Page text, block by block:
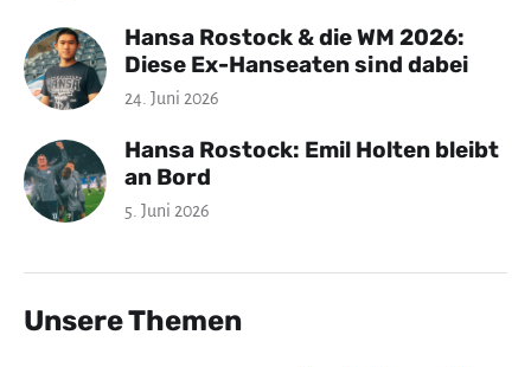
Hansa Rostock & die WM 2026:
Diese Ex-Hanseaten sind dabei
24. Juni 2026
Hansa Rostock: Emil Holten bleibt
an Bord
5. Juni 2026
Unsere Themen